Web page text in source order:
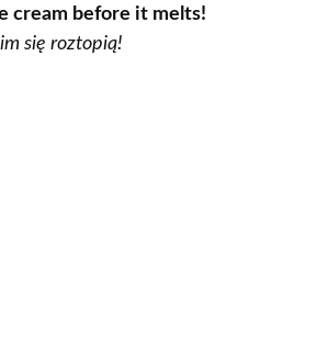
cream before it melts!
się roztopią!